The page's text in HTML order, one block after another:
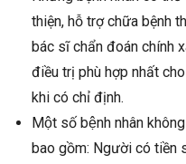
thiện, hỗ trợ chữa bệnh
bác sĩ chẩn đoán chính
điều trị phù hợp nhất
khi có chỉ định.
Một số bệnh nhân
bao gồm: Người có tiền